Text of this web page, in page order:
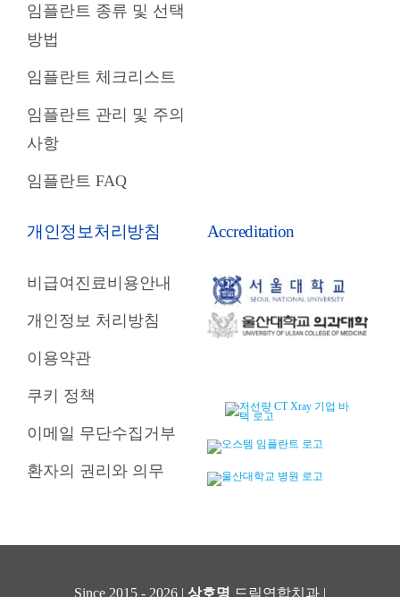
임플란트 종류 및 선택
방법
임플란트 체크리스트
임플란트 관리 및 주의
사항
임플란트 FAQ
개인정보처리방침
비급여진료비용안내
개인정보 처리방침
이용약관
쿠키 정책
이메일 무단수집거부
환자의 권리와 의무
Accreditation
Since 2015 - 2026 | 상호명 드림연합치과 |